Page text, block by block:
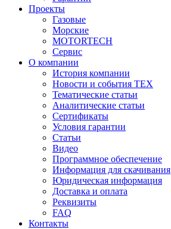
Проекты
Газовые
Морские
MOTORTECH
Сервис
О компании
История компании
Новости и события ТЕХ
Тематические статьи
Аналитические статьи
Сертификаты
Условия гарантии
Статьи
Видео
Программное обеспечение
Информация для скачивания
Юридическая информация
Доставка и оплата
Реквизиты
FAQ
Контакты